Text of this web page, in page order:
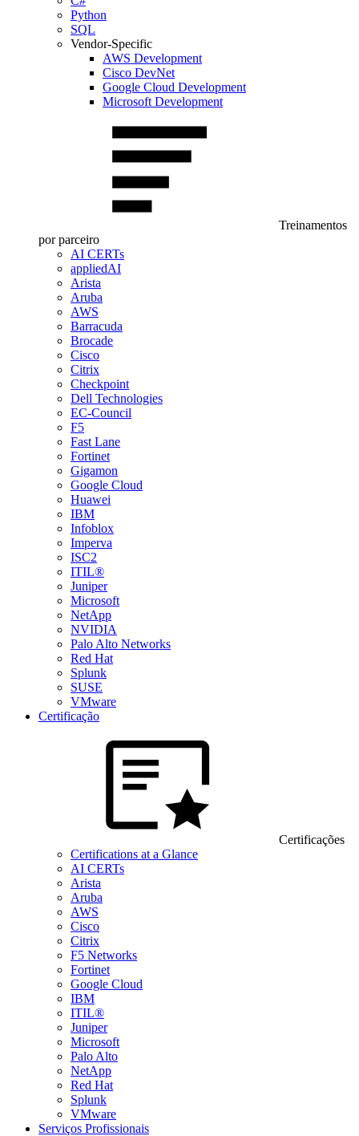
Python
SQL
Vendor-Specific
AWS Development
Cisco DevNet
Google Cloud Development
Microsoft Development
Treinamentos
por parceiro
AI CERTs
appliedAI
Arista
Aruba
AWS
Barracuda
Brocade
Cisco
Citrix
Checkpoint
Dell Technologies
EC-Council
F5
Fast Lane
Fortinet
Gigamon
Google Cloud
Huawei
IBM
Infoblox
Imperva
ISC2
ITIL®
Juniper
Microsoft
NetApp
NVIDIA
Palo Alto Networks
Red Hat
Splunk
SUSE
VMware
Certificação
Certificações
Certifications at a Glance
AI CERTs
Arista
Aruba
AWS
Cisco
Citrix
F5 Networks
Fortinet
Google Cloud
IBM
ITIL®
Juniper
Microsoft
Palo Alto
NetApp
Red Hat
Splunk
VMware
Serviços Profissionais